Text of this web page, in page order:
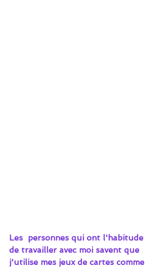
Les  personnes qui ont l'habitude
de travailler avec moi savent que
j'utilise mes jeux de cartes comme